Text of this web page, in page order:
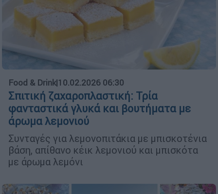
Food & Drink|10.02.2026 06:30
Σπιτική ζαχαροπλαστική: Τρία
φανταστικά γλυκά και βουτήματα με
άρωμα λεμονιού
Συνταγές για λεμονοπιτάκια με μπισκοτένια
βάση, απίθανο κέικ λεμονιού και μπισκότα
με άρωμα λεμόνι